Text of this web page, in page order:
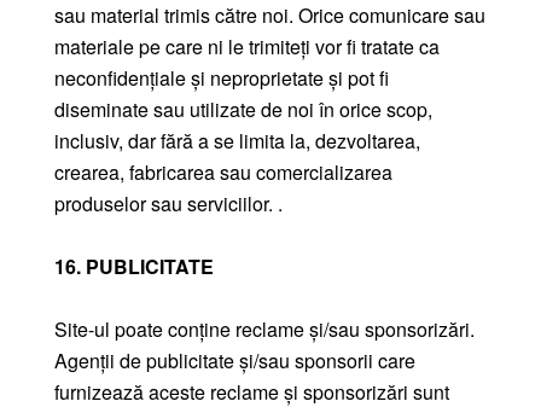
sau material trimis către noi. Orice comunicare sau
materiale pe care ni le trimiteți vor fi tratate ca
neconfidențiale și neproprietate și pot fi
diseminate sau utilizate de noi în orice scop,
inclusiv, dar fără a se limita la, dezvoltarea,
crearea, fabricarea sau comercializarea
produselor sau serviciilor. .
16. PUBLICITATE
Site-ul poate conține reclame și/sau sponsorizări.
Agenții de publicitate și/sau sponsorii care
furnizează aceste reclame și sponsorizări sunt